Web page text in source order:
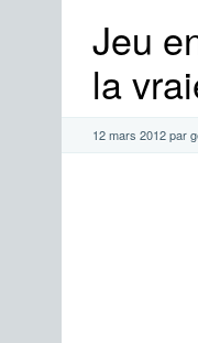
Jeu
la
12 mars 2012 par